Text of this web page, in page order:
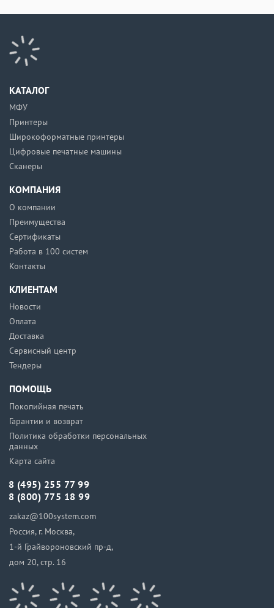
КАТАЛОГ
МФУ
Принтеры
Широкоформатные принтеры
Цифровые печатные машины
Сканеры
КОМПАНИЯ
О компании
Преимущества
Сертификаты
Работа в 100 систем
Контакты
КЛИЕНТАМ
Новости
Оплата
Доставка
Сервисный центр
Тендеры
ПОМОЩЬ
Покопийная печать
Гарантии и возврат
Политика обработки персональных
данных
Карта сайта
8 (495) 255 77 99
8 (800) 775 18 99
zakaz@100system.com
Россия, г. Москва,
1-й Грайвороновский пр-д,
дом 20, стр. 16